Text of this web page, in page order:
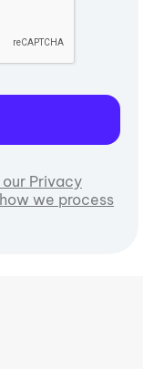
Privacy
we process